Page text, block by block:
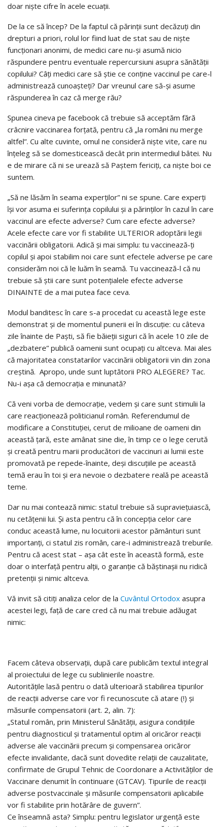
doar niște cifre în acele ecuații.
De la ce să încep? De la faptul că părinții sunt decăzuți din
drepturi a priori, rolul lor fiind luat de stat sau de niște
funcționari anonimi, de medici care nu-și asumă nicio
răspundere pentru eventuale repercursiuni asupra sănătății
copilului? Câți medici care să știe ce conține vaccinul pe care-l
administrează cunoașteți? Dar vreunul care să-și asume
răspunderea în caz că merge rău?
Spunea cineva pe facebook că trebuie să acceptăm fără
crâcnire vaccinarea forțată, pentru că „la români nu merge
altfel”. Cu alte cuvinte, omul ne consideră niște vite, care nu
înțeleg să se domesticească decât prin intermediul bâtei. Nu
e de mirare că ni se urează să Paștem fericiți, ca niște boi ce
suntem.
„Să ne lăsăm în seama experților” ni se spune. Care experți
își vor asuma ei suferința copilului și a părinților în cazul în care
vaccinul are efecte adverse? Cum care efecte adverse?
Acele efecte care vor fi stabilite ULTERIOR adoptării legii
vaccinării obligatorii. Adică și mai simplu: tu vaccinează-ți
copilul și apoi stabilim noi care sunt efectele adverse pe care
considerăm noi că le luăm în seamă. Tu vaccinează-l că nu
trebuie să știi care sunt potențialele efecte adverse
DINAINTE de a mai putea face ceva.
Modul banditesc în care s-a procedat cu această lege este
demonstrat și de momentul punerii ei în discuție: cu câteva
zile înainte de Paști, să fie băieții siguri că în acele 10 zile de
„dezbatere” publică oamenii sunt ocupați cu altceva. Mai ales
că majoritatea constatarilor vaccinării obligatorii vin din zona
creștină. Apropo, unde sunt luptătorii PRO ALEGERE? Tac.
Nu-i așa că democrația e minunată?
Că veni vorba de democrație, vedem și care sunt stimulii la
care reacționează politicianul român. Referendumul de
modificare a Constituției, cerut de milioane de oameni din
această țară, este amânat sine die, în timp ce o lege cerută
și creată pentru marii producători de vaccinuri ai lumii este
promovată pe repede-înainte, deși discuțiile pe această
temă erau în toi și era nevoie o dezbatere reală pe această
teme.
Dar nu mai contează nimic: statul trebuie să supraviețuiască,
nu cetățenii lui. Și asta pentru că în concepția celor care
conduc această lume, nu locuitorii acestor pământuri sunt
importanți, ci statul zis român, care-i administrează treburile.
Pentru că acest stat – așa cât este în această formă, este
doar o interfață pentru alții, o garanție că băștinașii nu ridică
pretenții și nimic altceva.
Vă invit să citiți analiza celor de la Cuvântul Ortodox asupra
acestei legi, față de care cred că nu mai trebuie adăugat
nimic:
Facem câteva observații, după care publicăm textul integral
al proiectului de lege cu sublinierile noastre.
Autoritățile lasă pentru o dată ulterioară stabilirea tipurilor
de reacții adverse care vor fi recunoscute că atare (!) și
măsurile compensatorii (art. 2, alin. 7):
„Statul român, prin Ministerul Sănătății, asigura condițiile
pentru diagnosticul și tratamentul optim al oricăror reacții
adverse ale vaccinării precum și compensarea oricăror
efecte invalidante, dacă sunt dovedite relații de cauzalitate,
confirmate de Grupul Tehnic de Coordonare a Activităților de
Vaccinare denumit în continuare (GTCAV). Tipurile de reacții
adverse postvaccinale și măsurile compensatorii aplicabile
vor fi stabilite prin hotărâre de guvern”.
Ce înseamnă asta? Simplu: pentru legislator urgență este